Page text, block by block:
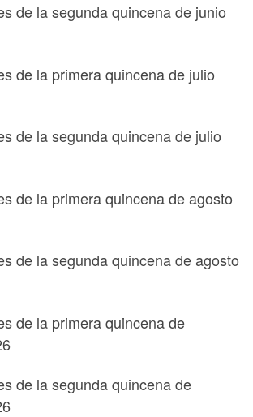
de la segunda quincena de junio
de la primera quincena de julio
de la segunda quincena de julio
de la primera quincena de agosto
de la segunda quincena de agosto
de la primera quincena de
de la segunda quincena de